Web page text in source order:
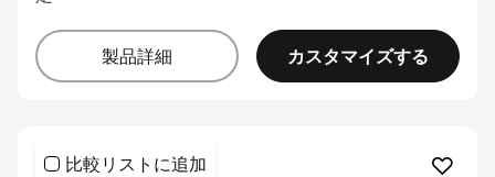
製品詳細 カスタマイズする
比較リストに追加